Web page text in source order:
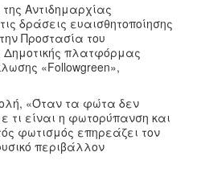
Αντιδημαρχίας
δράσεις ευαισθητοποίησης
Προστασία του
πλατφόρμας
«Followgreen»,
«Όταν τα φώτα δεν
τι είναι η φωτορύπανση και
φωτισμός επηρεάζει τον
περιβάλλον